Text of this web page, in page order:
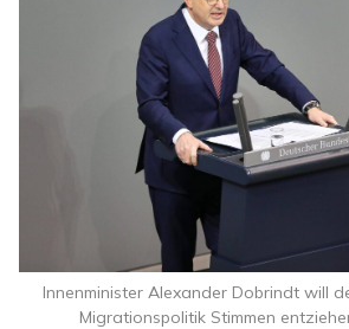
Innenminister Alexander Dobrindt will
Migrationspolitik Stimmen